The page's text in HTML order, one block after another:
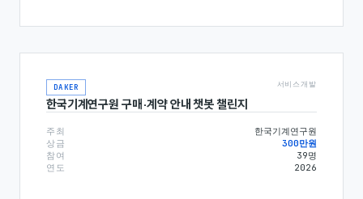
DAKER 서비스개발
한국기계연구원 구매·계약 안내 챗봇 챌린지
주최
한국기계연구원
상금
300만원
참여
39명
연도
2026